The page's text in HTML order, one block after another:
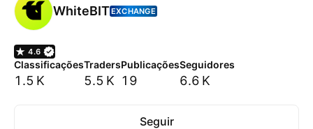
WhiteBITEXCHANGE
4.6
Classificações
1.5 K
Traders
5.5 K
Publicações
19
Seguidores
6.6 K
Seguir